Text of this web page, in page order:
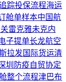
踪投保流程海运
舱单样本中国航
雷克雅未克内
子提单长龙航空
拉发 国际货运清
圳防疫自贸协定
整个流程津巴布